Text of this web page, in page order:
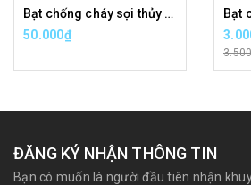
Bạt chống cháy sợi thủy tinh
50.000₫
Bạt
ĐĂNG KÝ NHẬN THÔNG TIN
Bạn có muốn là người đầu tiên nhận